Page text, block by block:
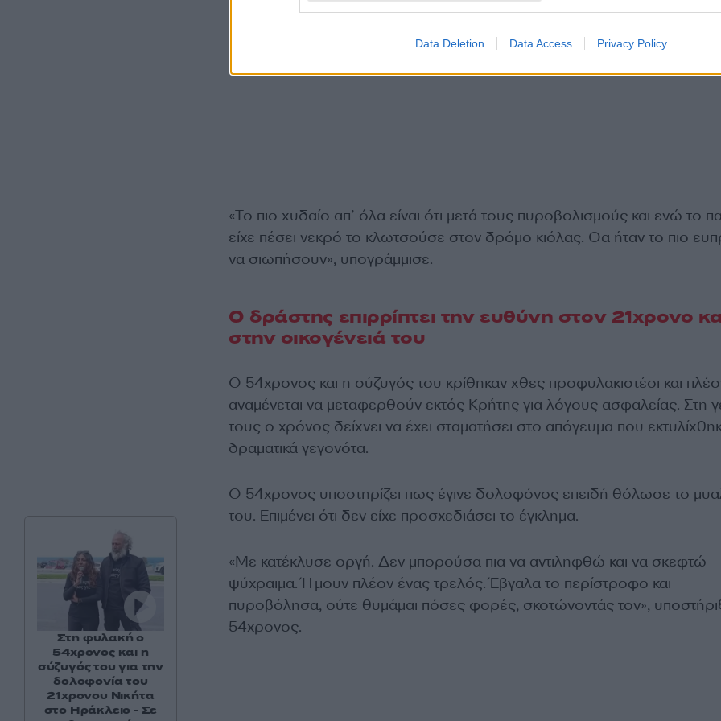
Data Deletion Data Access Privacy Policy
«Το πιο χυδαίο απ’ όλα είναι ότι μετά τους πυροβολισμούς και ενώ το
είχε πέσει νεκρό το κλωτσούσε στον δρόμο κιόλας. Θα ήταν το πιο
να σιωπήσουν», υπογράμμισε.
Ο δράστης επιρρίπτει την ευθύνη στον 21χρονο
στην οικογένειά του
Ο 54χρονος και η σύζυγός του κρίθηκαν χθες προφυλακιστέοι και
αναμένεται να μεταφερθούν εκτός Κρήτης για λόγους ασφαλείας. Στη
τους ο χρόνος δείχνει να έχει σταματήσει στο απόγευμα που
δραματικά γεγονότα.
Ο 54χρονος υποστηρίζει πως έγινε δολοφόνος επειδή θόλωσε το
του. Επιμένει ότι δεν είχε προσχεδιάσει το έγκλημα.
«Με κατέκλυσε οργή. Δεν μπορούσα πια να αντιληφθώ και να σκεφτώ
ψύχραιμα. Ήμουν πλέον ένας τρελός. Έβγαλα το περίστροφο και
πυροβόλησα, ούτε θυμάμαι πόσες φορές, σκοτώνοντάς τον»,
54χρονος.
Στη φυλακή ο
54χρονος και η
σύζυγός του για την
δολοφονία του
21χρονου Νικήτα
στο Ηράκλειο - Σε